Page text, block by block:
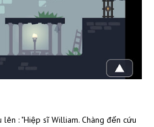
: "Hiệp sĩ William. Chàng đến cứu